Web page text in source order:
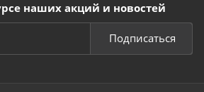
наших акций и новостей
Подписаться